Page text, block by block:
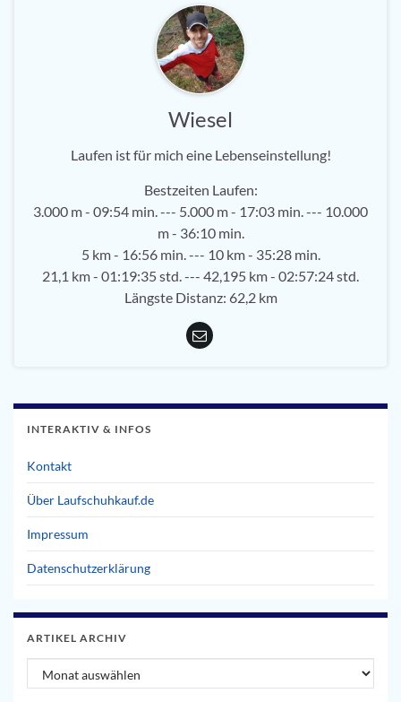
Wiesel
Laufen ist für mich eine Lebenseinstellung!
Bestzeiten Laufen:
3.000 m - 09:54 min. --- 5.000 m - 17:03 min. --- 10.000
m - 36:10 min.
5 km - 16:56 min. --- 10 km - 35:28 min.
21,1 km - 01:19:35 std. --- 42,195 km - 02:57:24 std.
Längste Distanz: 62,2 km
INTERAKTIV & INFOS
Kontakt
Über Laufschuhkauf.de
Impressum
Datenschutzerklärung
ARTIKEL ARCHIV
Artikel Archiv